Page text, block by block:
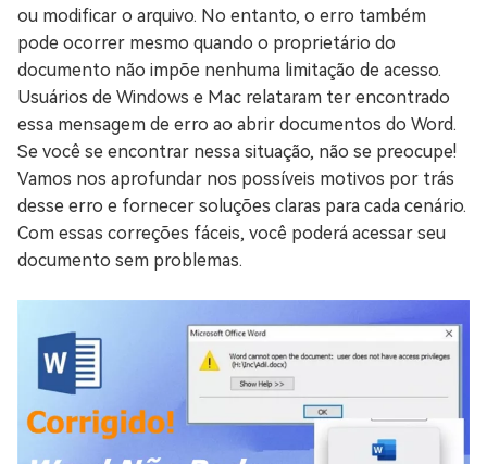
ou modificar o arquivo. No entanto, o erro também
pode ocorrer mesmo quando o proprietário do
documento não impõe nenhuma limitação de acesso.
Usuários de Windows e Mac relataram ter encontrado
essa mensagem de erro ao abrir documentos do Word.
Se você se encontrar nessa situação, não se preocupe!
Vamos nos aprofundar nos possíveis motivos por trás
desse erro e fornecer soluções claras para cada cenário.
Com essas correções fáceis, você poderá acessar seu
documento sem problemas.